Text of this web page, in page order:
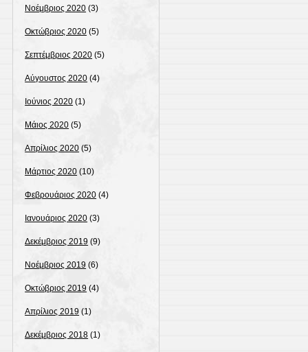
Νοέμβριος 2020 (3)
Οκτώβριος 2020 (5)
Σεπτέμβριος 2020 (5)
Αύγουστος 2020 (4)
Ιούνιος 2020 (1)
Μάιος 2020 (5)
Απρίλιος 2020 (5)
Μάρτιος 2020 (10)
Φεβρουάριος 2020 (4)
Ιανουάριος 2020 (3)
Δεκέμβριος 2019 (9)
Νοέμβριος 2019 (6)
Οκτώβριος 2019 (4)
Απρίλιος 2019 (1)
Δεκέμβριος 2018 (1)